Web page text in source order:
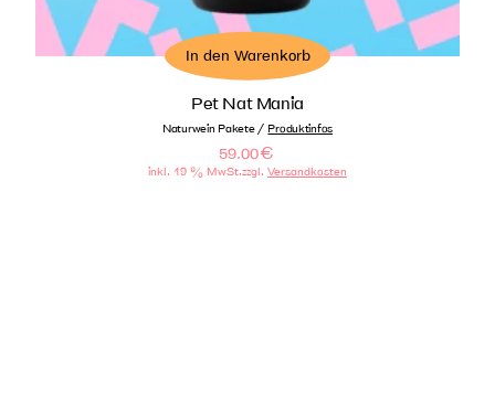
In den Warenkorb
Pet Nat Mania
Naturwein Pakete / Produktinfos
59.00€
inkl. 19 % MwSt.zzgl. Versandkosten